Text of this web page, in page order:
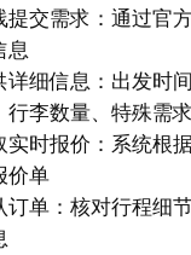
提交需求：通过官
息
详细信息：出发时
行李数量、特殊需求
实时报价：系统根
价单
订单：核对行程细